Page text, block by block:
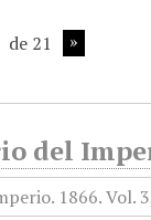
de 21
del